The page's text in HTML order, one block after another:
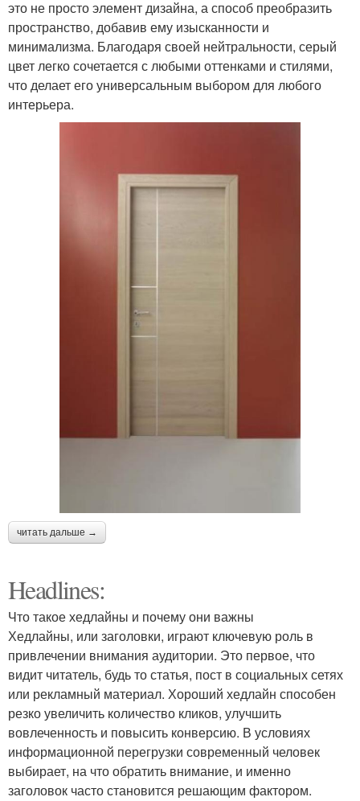
это не просто элемент дизайна, а способ преобразить
пространство, добавив ему изысканности и
минимализма. Благодаря своей нейтральности, серый
цвет легко сочетается с любыми оттенками и стилями,
что делает его универсальным выбором для любого
интерьера.
читать дальше →
Headlines:
Что такое хедлайны и почему они важны
Хедлайны, или заголовки, играют ключевую роль в
привлечении внимания аудитории. Это первое, что
видит читатель, будь то статья, пост в социальных сетях
или рекламный материал. Хороший хедлайн способен
резко увеличить количество кликов, улучшить
вовлеченность и повысить конверсию. В условиях
информационной перегрузки современный человек
выбирает, на что обратить внимание, и именно
заголовок часто становится решающим фактором.